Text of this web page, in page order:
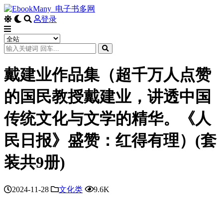
登录
戴建业作品集（超千万人点赞
的国民教授戴建业，讲透中国
传统文化与文学的精华。《人
民日报》盛赞：红得有理）(套
装共9册)
2024-11-28 文化类 9.6K